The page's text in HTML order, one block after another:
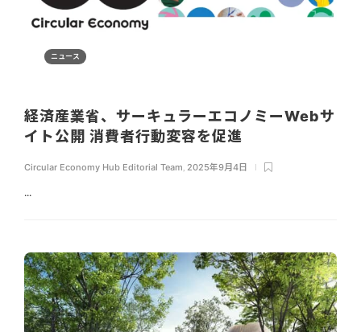
ニュース
経済産業省、サーキュラーエコノミーWebサ
イト公開 消費者行動変容を促進
Circular Economy Hub Editorial Team 2025年9月4日
...